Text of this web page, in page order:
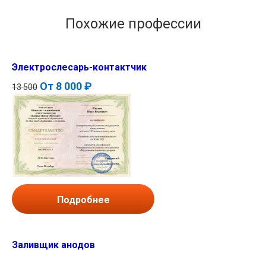
Похожие профессии
Электрослесарь-контактчик
13 500 От 8 000 ₽
Подробнее
Заливщик анодов